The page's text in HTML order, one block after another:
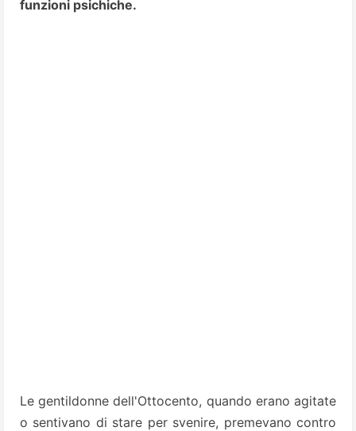
funzioni psichiche.
Le gentildonne dell'Ottocento, quando erano agitate
o sentivano di stare per svenire, premevano contro